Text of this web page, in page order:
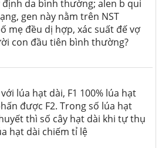
định da bình thường; alen b qui
gen này nằm trên NST
mẹ đều dị hợp, xác suất đế vợ
con đầu tiên bình thường?
lúa hạt dài, F1 100% lúa hạt
được F2. Trong số lúa hạt
thì số cây hạt dài khi tự thụ
hạt dài chiếm tỉ lệ